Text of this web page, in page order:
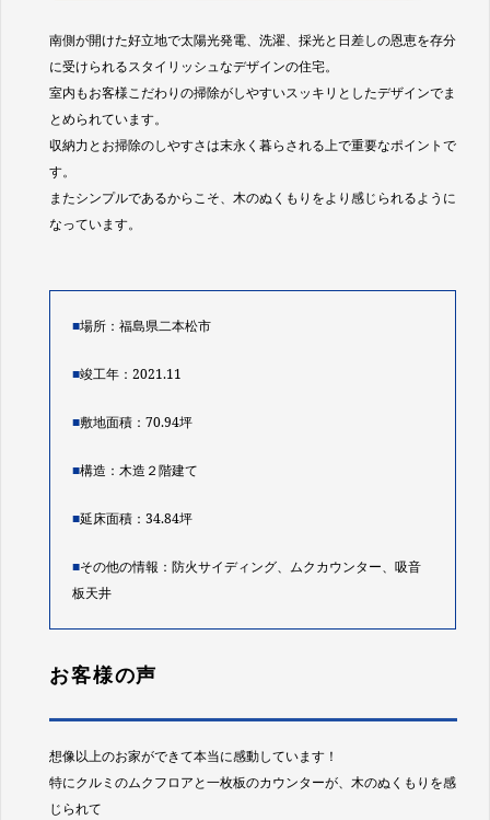
南側が開けた好立地で太陽光発電、洗濯、採光と日差しの恩恵を存分
に受けられるスタイリッシュなデザインの住宅。
室内もお客様こだわりの掃除がしやすいスッキリとしたデザインでま
とめられています。
収納力とお掃除のしやすさは末永く暮らされる上で重要なポイントで
す。
またシンプルであるからこそ、木のぬくもりをより感じられるように
なっています。
■場所：福島県二本松市
■竣工年：2021.11
■敷地面積：70.94坪
■構造：木造２階建て
■延床面積：34.84坪
■その他の情報：防火サイディング、ムクカウンター、吸音
板天井
お客様の声
想像以上のお家ができて本当に感動しています！
特にクルミのムクフロアと一枚板のカウンターが、木のぬくもりを感
じられて